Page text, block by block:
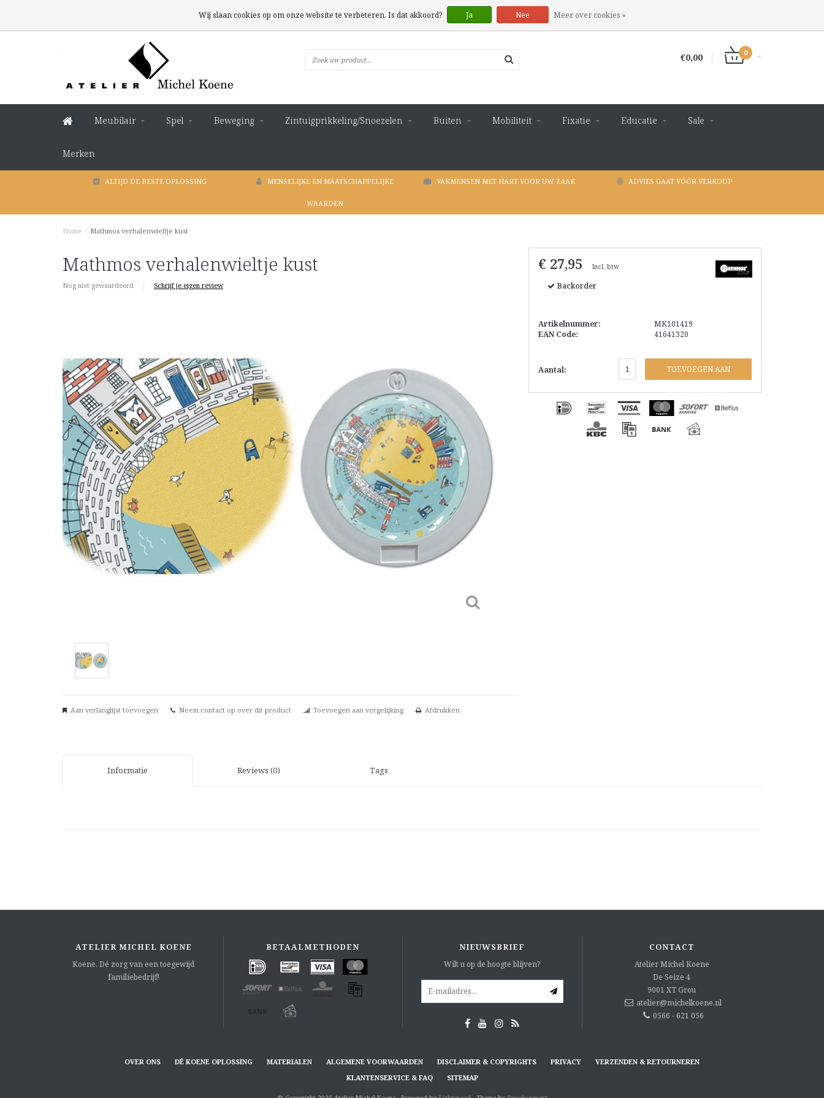
€0,00 0
Meubilair Spel Beweging Zintuigprikkeling/Snoezelen Buiten Mobiliteit Fixatie Educatie Sale
Merken
ALTIJD DE BESTE OPLOSSING MENSELIJKE EN MAATSCHAPPELIJKE
WAARDEN
VAKMENSEN MET HART VOOR UW ZAAK ADVIES GAAT VÓÓR VERKOOP
Home / Mathmos verhalenwieltje kust
Mathmos verhalenwieltje kust
Nog niet gewaardeerd | Schrijf je eigen review
Aan verlanglijst toevoegen Neem contact op over dit product Toevoegen aan vergelijking Afdrukken
€ 27,95 Incl. btw
Backorder
Artikelnummer:
MK101419
EAN Code:
41641320
Aantal: TOEVOEGEN AAN
WINKELWAGEN
Informatie Reviews (0) Tags
ATELIER MICHEL KOENE
Koene. Dé zorg van een toegewijd
familiebedrijf!
BETAALMETHODEN NIEUWSBRIEF
Wilt u op de hoogte blijven?
CONTACT
Atelier Michel Koene
De Seize 4
9001 XT Grou
atelier@michelkoene.nl
0566 - 621 056
OVER ONS DÉ KOENE OPLOSSING MATERIALEN ALGEMENE VOORWAARDEN DISCLAIMER & COPYRIGHTS PRIVACY
VERZENDEN & RETOURNEREN
KLANTENSERVICE & FAQ
SITEMAP
Wij slaan cookies op om onze website te verbeteren. Is dat akkoord? Ja Nee Meer over cookies »